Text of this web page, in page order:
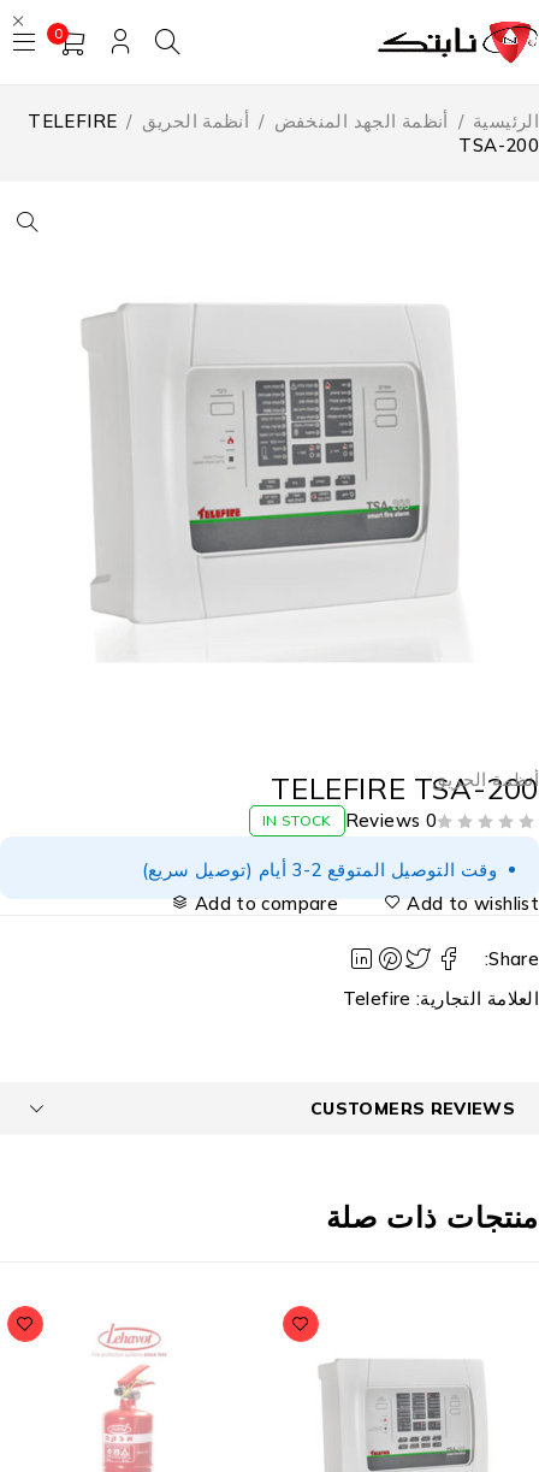
0
/ أنظمة الجهد المنخفض أنظمة الحريق
TELEFIRE
TSA-
الحريق
TELEFIRE TSA-
0 Reviews
IN STOCK
وقت التوصيل المتوقع 2-3 أيام (توصيل سريع)
Add to
Add to compare
التجارية:Telefire
CUSTOMERS REVIEWS
ذات صلة